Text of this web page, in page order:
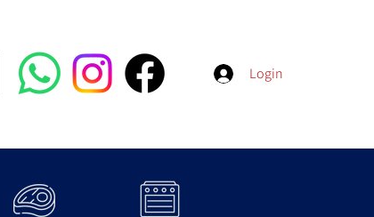
Login